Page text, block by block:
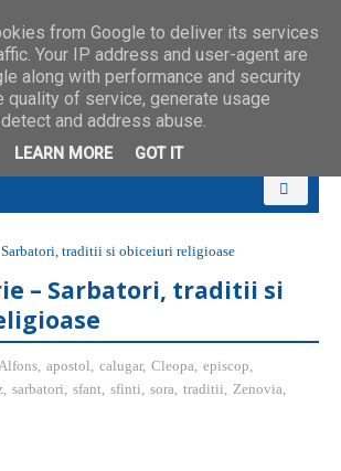
traditii si obiceiuri religioase
– Sarbatori, traditii si
, apostol, calugar, Cleopa, episcop,
, sarbatori, sfant, sfinti, sora, traditii, Zenovia,
from Google to deliver its services
Your IP address and user-agent are
along with performance and security
quality of service, generate usage
and address abuse.
LEARN MORE GOT IT